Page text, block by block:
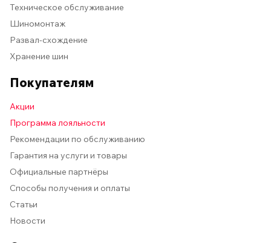
Техническое обслуживание
Шиномонтаж
Развал-схождение
Хранение шин
Покупателям
Акции
Программа лояльности
Рекомендации по обслуживанию
Гарантия на услуги и товары
Официальные партнёры
Способы получения и оплаты
Статьи
Новости